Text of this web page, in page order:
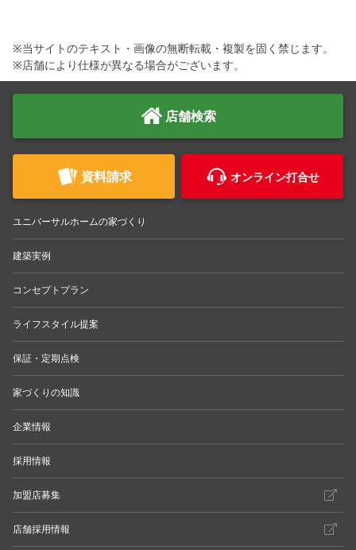
※当サイトのテキスト・画像の無断転載・複製を固く禁じます。
※店舗により仕様が異なる場合がございます。
店舗検索
資料請求 オンライン打合せ
ユニバーサルホームの家づくり
建築実例
コンセプトプラン
ライフスタイル提案
保証・定期点検
家づくりの知識
企業情報
採用情報
加盟店募集
店舗採用情報